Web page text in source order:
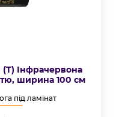
(T) Інфрачервона
ширина 100 см
під ламінат